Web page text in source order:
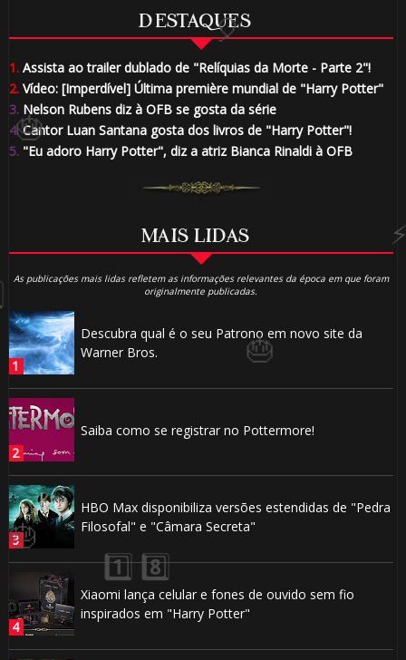
DESTAQUES
1.Assista ao trailer dublado de "Relíquias da Morte - Parte 2"!
2.Vídeo: [Imperdível] Última première mundial de "Harry Potter"
3.Nelson Rubens diz à OFB se gosta da série
4.Cantor Luan Santana gosta dos livros de "Harry Potter"!
5."Eu adoro Harry Potter", diz a atriz Bianca Rinaldi à OFB
MAIS LIDAS
As publicações mais lidas refletem as informações relevantes da época em que foram
originalmente publicadas.
Descubra qual é o seu Patrono em novo site da
Warner Bros.
Saiba como se registrar no Pottermore!
HBO Max disponibiliza versões estendidas de "Pedra
Filosofal" e "Câmara Secreta"
Xiaomi lança celular e fones de ouvido sem fio
inspirados em "Harry Potter"
🎈